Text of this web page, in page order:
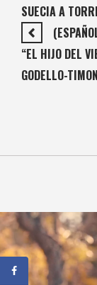
SUECIA A
“EL HIJO DEL
GODELLO-